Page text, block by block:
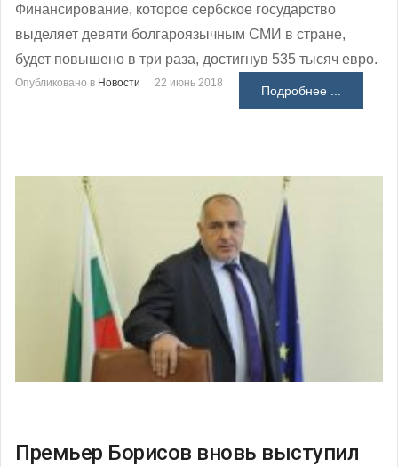
Финансирование, которое сербское государство
выделяет девяти болгароязычным СМИ в стране,
будет повышено в три раза, достигнув 535 тысяч евро.
Опубликовано в Новости 22 июнь 2018
Подробнее ...
Премьер Борисов вновь выступил